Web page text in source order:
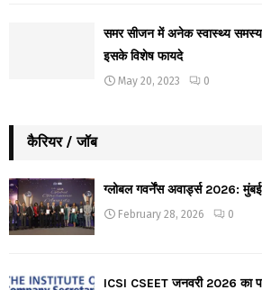
समर सीजन में अनेक स्वास्थ्य
इसके विशेष फायदे
May 20, 2023 0
कैरियर / जॉब
ग्लोबल गवर्नेंस अवार्ड्स 2026:
February 28, 2026 0
ICSI CSEET जनवरी 2026 का